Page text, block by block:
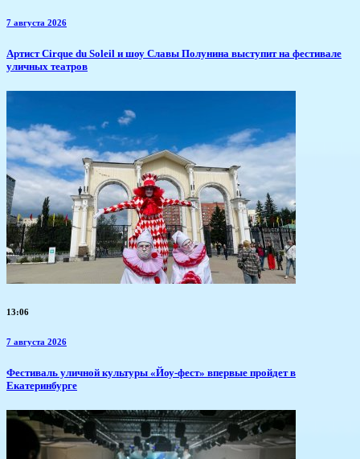
7 августа 2026
Артист Cirque du Soleil и шоу Славы Полунина выступит на фестивале
уличных театров
13:06
7 августа 2026
​Фестиваль уличной культуры «Йоу-фест» впервые пройдет в
Екатеринбурге